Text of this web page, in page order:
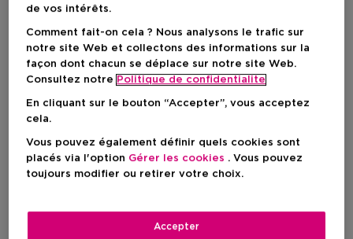
Choisissez votre format
23 G En stock
Prix promotionnel
11,47 €
13,50 €
Prix promotionnel
11,47 €
Prix de vente conseillé13,50 €
de vos intérêts.
Comment fait-on cela ? Nous analysons le trafic sur
notre site Web et collectons des informations sur la
façon dont chacun se déplace sur notre site Web.
Consultez notre Politique de confidentialite
En cliquant sur le bouton “Accepter”, vous acceptez
cela.
Vous pouvez également définir quels cookies sont
placés via l'option Gérer les cookies . Vous pouvez
toujours modifier ou retirer votre choix.
Accepter